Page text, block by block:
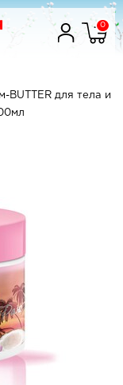
0
BUTTER для тела и